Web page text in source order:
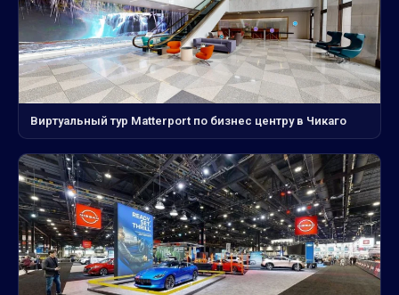
Виртуальный тур Matterport по бизнес центру в Чикаго